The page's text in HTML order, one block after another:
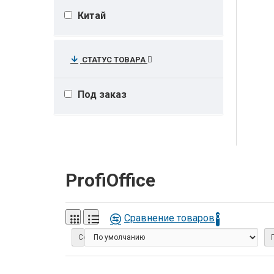
Китай
СТАТУС ТОВАРА
Под заказ
ProfiOffice
Сравнение товаров 0
Сортировка: